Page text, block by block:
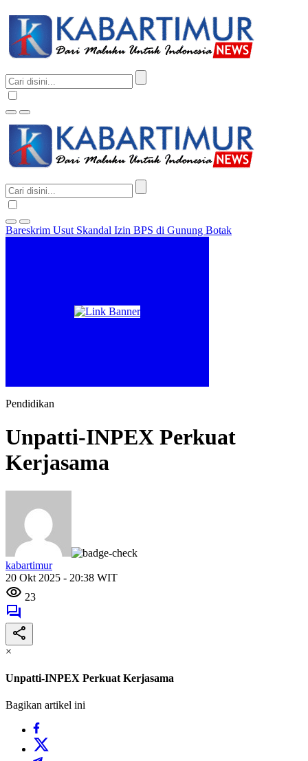
Bareskrim Usut Skandal Izin BPS di Gunung Botak
Pendidikan
Unpatti-INPEX Perkuat
Kerjasama
kabartimur
20 Okt 2025 - 20:38 WIT
23
×
Unpatti-INPEX Perkuat Kerjasama
Bagikan artikel ini